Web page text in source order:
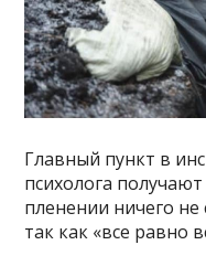
Главный пункт в
психолога
пленении ничего
так как «все равно